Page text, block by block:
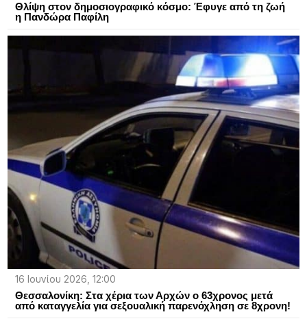
Θλίψη στον δημοσιογραφικό κόσμο: Έφυγε από τη ζωή
η Πανδώρα Παφίλη
16 Ιουνίου 2026, 12:00
Θεσσαλονίκη: Στα χέρια των Αρχών ο 63χρονος μετά
από καταγγελία για σεξουαλική παρενόχληση σε 8χρονη!